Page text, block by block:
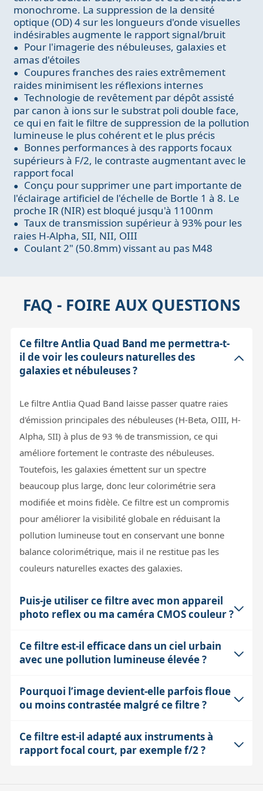
monochrome. La suppression de la densité
optique (OD) 4 sur les longueurs d'onde visuelles
indésirables augmente le rapport signal/bruit
Pour l'imagerie des nébuleuses, galaxies et
amas d'étoiles
Coupures franches des raies extrêmement
raides minimisent les réflexions internes
Technologie de revêtement par dépôt assisté
par canon à ions sur le substrat poli double face,
ce qui en fait le filtre de suppression de la pollution
lumineuse le plus cohérent et le plus précis
Bonnes performances à des rapports focaux
supérieurs à F/2, le contraste augmentant avec le
rapport focal
Conçu pour supprimer une part importante de
l'éclairage artificiel de l'échelle de Bortle 1 à 8. Le
proche IR (NIR) est bloqué jusqu'à 1100nm
Taux de transmission supérieur à 93% pour les
raies H-Alpha, SII, NII, OIII
Coulant 2" (50.8mm) vissant au pas M48
FAQ - FOIRE AUX QUESTIONS
Ce filtre Antlia Quad Band me permettra-t-
il de voir les couleurs naturelles des
galaxies et nébuleuses ?
Le filtre Antlia Quad Band laisse passer quatre raies
d'émission principales des nébuleuses (H-Beta, OIII, H-
Alpha, SII) à plus de 93 % de transmission, ce qui
améliore fortement le contraste des nébuleuses.
Toutefois, les galaxies émettent sur un spectre
beaucoup plus large, donc leur colorimétrie sera
modifiée et moins fidèle. Ce filtre est un compromis
pour améliorer la visibilité globale en réduisant la
pollution lumineuse tout en conservant une bonne
balance colorimétrique, mais il ne restitue pas les
couleurs naturelles exactes des galaxies.
Puis-je utiliser ce filtre avec mon appareil
photo reflex ou ma caméra CMOS couleur ?
Oui, ce filtre est conçu spécifiquement pour les
caméras couleur DSLR, CMOS et CCD, ainsi que les
M48 permet une intégration facile sur la plupart des
adaptateurs et porte-filtres. Attention toutefois au
backfocus disponible sur votre équipement pour ne
pas introduire de vignettage ou de perte de netteté.
Ce filtre est-il efficace dans un ciel urbain
avec une pollution lumineuse élevée ?
Le filtre Antlia Quad Band est efficace dans des
conditions de ciel allant de Bortle 1 à 8, c’est-à-dire de
les principales longueurs d’onde des lampes au
mercure et sodium, très courantes en éclairage urbain,
Pourquoi l’image devient-elle parfois floue
ou moins contrastée malgré ce filtre ?
La netteté et le contraste dépendent aussi de facteurs
atmosphériques comme la turbulence, la mise en
Ce filtre est-il adapté aux instruments à
rapport focal court, par exemple f/2 ?